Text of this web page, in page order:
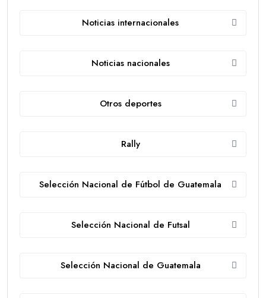
Noticias internacionales
Noticias nacionales
Otros deportes
Rally
Selección Nacional de Fútbol de Guatemala
Selección Nacional de Futsal
Selección Nacional de Guatemala